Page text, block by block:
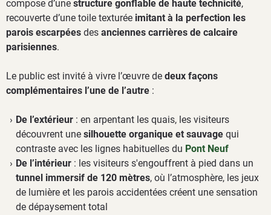
compose d’une structure gonflable de haute technicité,
recouverte d’une toile texturée imitant à la perfection les
parois escarpées des anciennes carrières de calcaire
parisiennes.
Le public est invité à vivre l’œuvre de deux façons
complémentaires l’une de l’autre :
De l’extérieur : en arpentant les quais, les visiteurs
découvrent une silhouette organique et sauvage qui
contraste avec les lignes habituelles du Pont Neuf
De l’intérieur : les visiteurs s'engouffrent à pied dans un
tunnel immersif de 120 mètres, où l’atmosphère, les jeux
de lumière et les parois accidentées créent une sensation
de dépaysement total